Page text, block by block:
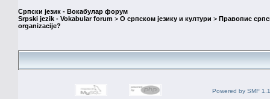
Српски језик - Вокабулар форум
Srpski jezik - Vokabular forum > О српском језику и култури > Правопис
organizacije?
Powered by SMF